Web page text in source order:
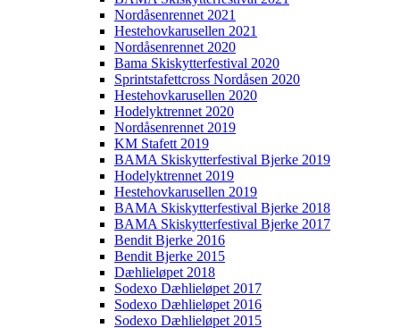
Nordåsenrennet 2021
Hestehovkarusellen 2021
Nordåsenrennet 2020
Bama Skiskytterfestival 2020
Sprintstafettcross Nordåsen 2020
Hestehovkarusellen 2020
Hodelyktrennet 2020
Nordåsenrennet 2019
KM Stafett 2019
BAMA Skiskytterfestival Bjerke 2019
Hodelyktrennet 2019
Hestehovkarusellen 2019
BAMA Skiskytterfestival Bjerke 2018
BAMA Skiskytterfestival Bjerke 2017
Bendit Bjerke 2016
Bendit Bjerke 2015
Dæhlieløpet 2018
Sodexo Dæhlieløpet 2017
Sodexo Dæhlieløpet 2016
Sodexo Dæhlieløpet 2015